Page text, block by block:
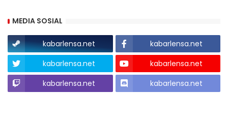
MEDIA SOSIAL
kabarlensa.net
kabarlensa.net
kabarlensa.net
kabarlensa.net
kabarlensa.net
kabarlensa.net